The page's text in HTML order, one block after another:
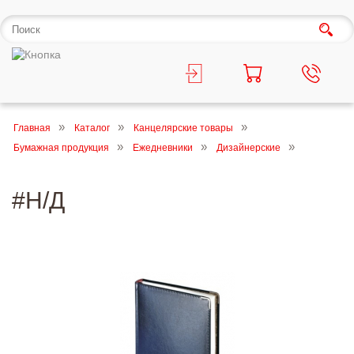
Главная Каталог
Канцелярские товары
Бумажная продукция
Ежедневники Дизайнерские
#Н/Д